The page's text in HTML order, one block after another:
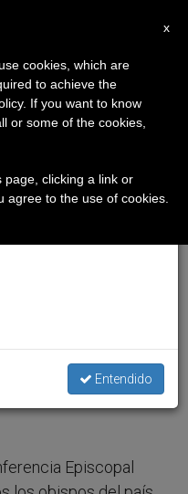
contribución
Carlos I anunció
Episcopal
×
haremos la pausa
periodo de verano
y también el
Entendido
x
cookies, which are
to achieve the
If you want to know
or some of the cookies,
page, clicking a link or
agree to the use of cookies.